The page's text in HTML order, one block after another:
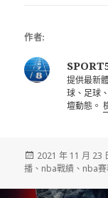
作者:
提供最新
球、足球
壇動態。
發
佈
期:
2021 年 11 月 23
播 、 nba戰績 、 nba